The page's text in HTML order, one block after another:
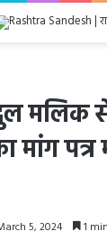
मांग
5, 2024 1